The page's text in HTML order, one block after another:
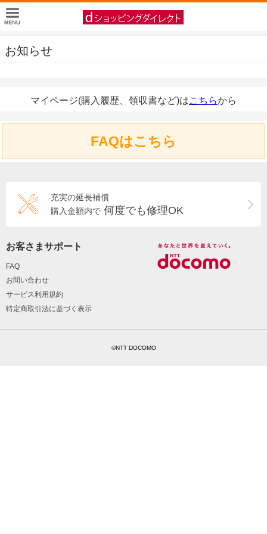
お知らせ
マイページ(購入履歴、領収書など)はこちらから
FAQはこちら
充実の延長補償
購入金額内で 何度でも修理OK
お客さまサポート
FAQ
お問い合わせ
サービス利用規約
特定商取引法に基づく表示
©NTT DOCOMO